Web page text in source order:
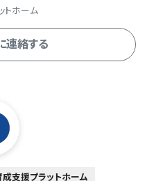
トホーム
連絡する
支援プラットホーム